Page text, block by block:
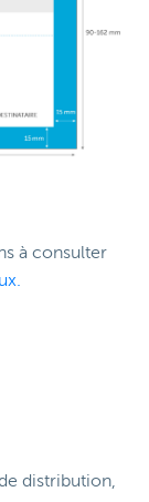
à consulter
distribution,